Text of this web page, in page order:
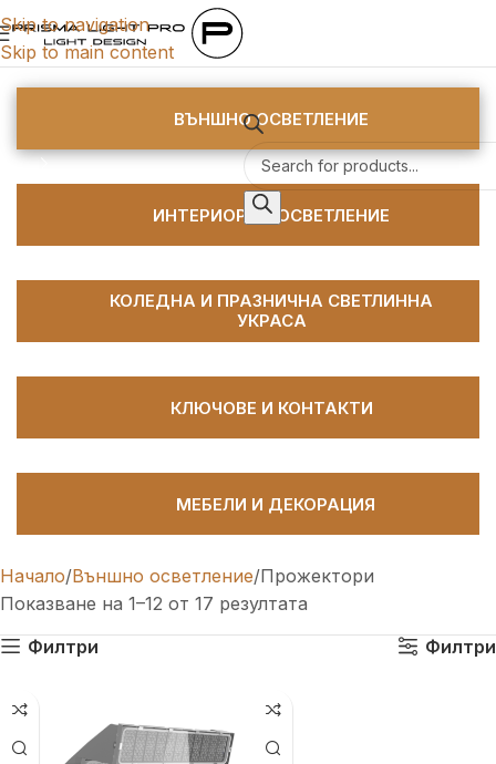
Skip to navigation
Skip to main content
ВЪНШНО ОСВЕТЛЕНИЕ
ИНТЕРИОРНО ОСВЕТЛЕНИЕ
КОЛЕДНА И ПРАЗНИЧНА СВЕТЛИННА
УКРАСА
КЛЮЧОВЕ И КОНТАКТИ
МЕБЕЛИ И ДЕКОРАЦИЯ
Начало Външно осветление Прожектори
Показване на 1–12 от 17 резултата
Филтри
Филтри